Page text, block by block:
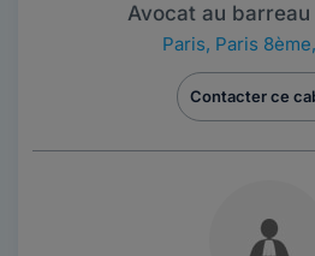
Avocat au barreau
Paris, Paris
Contacter ce